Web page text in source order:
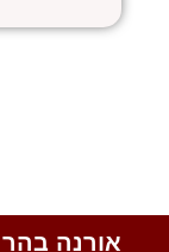
אורנה בהר |